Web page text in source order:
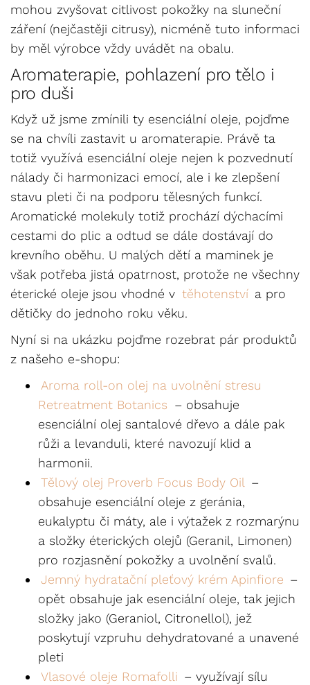
mohou zvyšovat citlivost pokožky na sluneční
záření (nejčastěji citrusy), nicméně tuto informaci
by měl výrobce vždy uvádět na obalu.
Aromaterapie, pohlazení pro tělo i
pro duši
Když už jsme zmínili ty esenciální oleje, pojďme
se na chvíli zastavit u aromaterapie. Právě ta
totiž využívá esenciální oleje nejen k pozvednutí
nálady či harmonizaci emocí, ale i ke zlepšení
stavu pleti či na podporu tělesných funkcí.
Aromatické molekuly totiž prochází dýchacími
cestami do plic a odtud se dále dostávají do
krevního oběhu. U malých dětí a maminek je
však potřeba jistá opatrnost, protože ne všechny
éterické oleje jsou vhodné v těhotenství a pro
dětičky do jednoho roku věku.
Nyní si na ukázku pojďme rozebrat pár produktů
z našeho e-shopu:
Aroma roll-on olej na uvolnění stresu
Retreatment Botanics – obsahuje
esenciální olej santalové dřevo a dále pak
růži a levanduli, které navozují klid a
harmonii.
Tělový olej Proverb Focus Body Oil –
obsahuje esenciální oleje z geránia,
eukalyptu či máty, ale i výtažek z rozmarýnu
a složky éterických olejů (Geranil, Limonen)
pro rozjasnění pokožky a uvolnění svalů.
Jemný hydratační pleťový krém Apinfiore –
opět obsahuje jak esenciální oleje, tak jejich
složky jako (Geraniol, Citronellol), jež
poskytují vzpruhu dehydratované a unavené
pleti
Vlasové oleje Romafolli – využívají sílu